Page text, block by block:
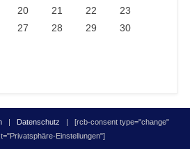
20 21 22
23
27 28 29
30
| Datenschutz | [rcb-consent type="change"
Einstellungen"]